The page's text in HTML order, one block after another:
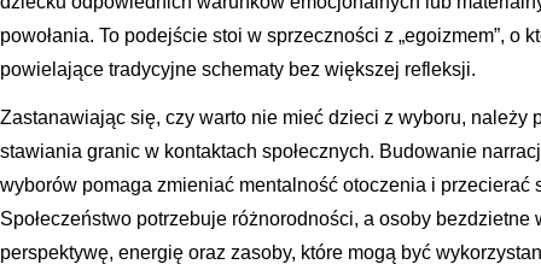
powołania. To podejście stoi w sprzeczności z „egoizmem”, o
powielające tradycyjne schematy bez większej refleksji.
Zastanawiając się, czy warto nie mieć dzieci z wyboru, należy
stawiania granic w kontaktach społecznych. Budowanie
wyborów pomaga zmieniać mentalność otoczenia i przecierać
Społeczeństwo potrzebuje różnorodności, a osoby
perspektywę, energię oraz zasoby, które mogą być